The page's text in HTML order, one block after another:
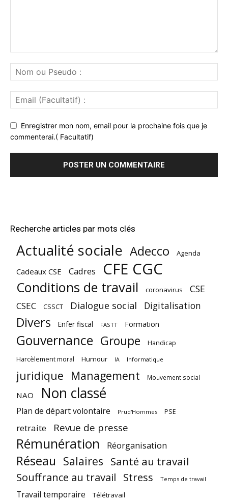
Enregistrer mon nom, email pour la prochaine fois que je
commenterai.( Facultatif)
Recherche articles par mots clés
Actualité sociale Adecco Agenda
Cadeaux CSE Cadres CFE CGC
Conditions de travail coronavirus CSE
CSEC CSSCT Dialogue social Digitalisation
Divers Enfer fiscal FASTT Formation
Gouvernance Groupe Handicap
Harcèlement moral Humour IA Informatique
juridique Management Mouvement social
NAO Non classé
Plan de départ volontaire Prud'Hommes PSE
retraite Revue de presse
Rémunération Réorganisation
Réseau Salaires Santé au travail
Souffrance au travail Stress Temps de travail
Travail temporaire Télétravail